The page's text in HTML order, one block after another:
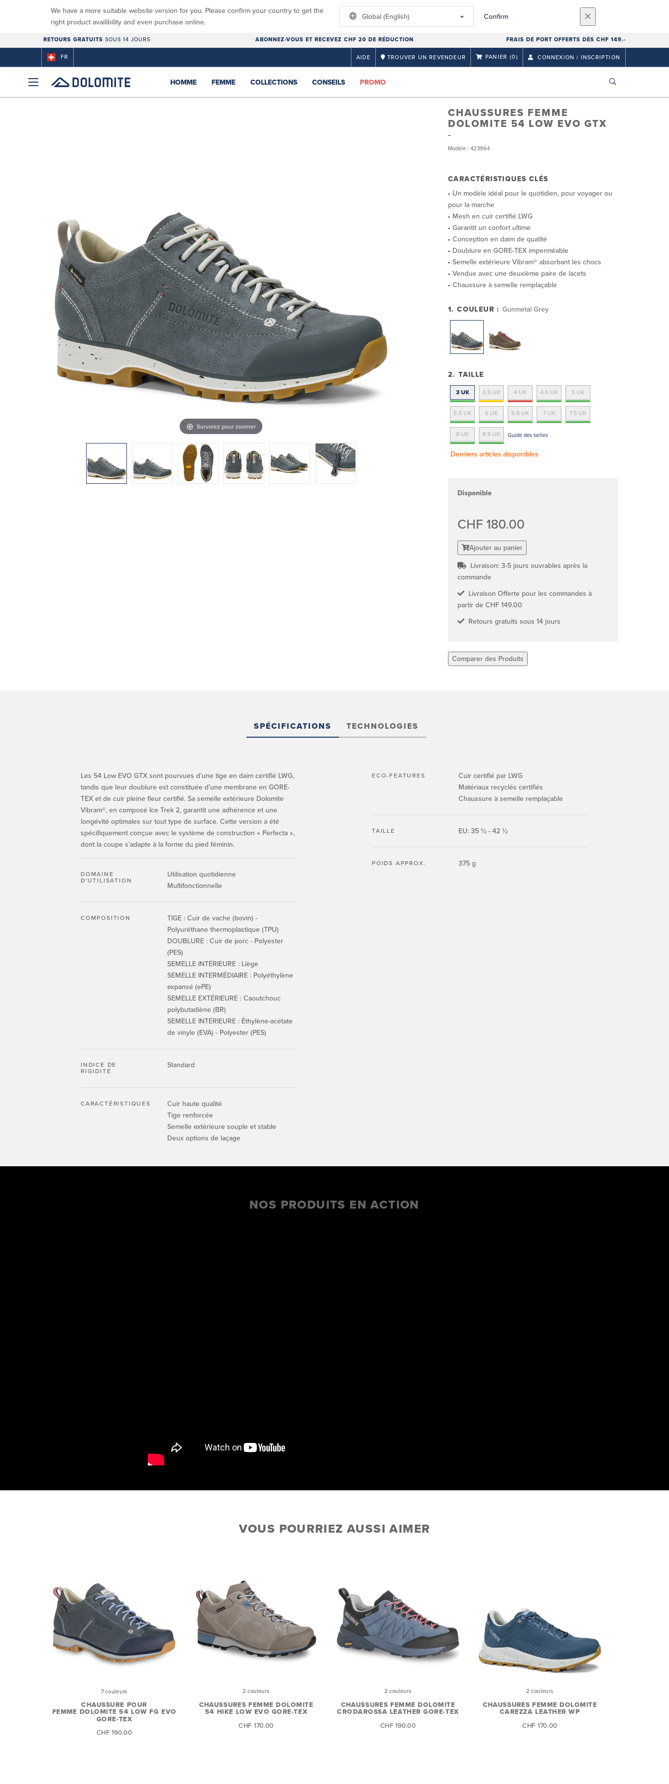
We have a more suitable website version for you. Please confirm your country to get the
right product availibility and even purchase online.
Global (English) Confirm
RETOURS GRATUITS SOUS 14 JOURS ABONNEZ-VOUS ET RECEVEZ CHF 20 DE RÉDUCTION FRAIS DE PORT OFFERTS DÈS CHF 149.-
FR AIDE TROUVER UN REVENDEUR PANIER (0) CONNEXION / INSCRIPTION
HOMME FEMME COLLECTIONS CONSEILS PROMO
CHAUSSURES FEMME
DOLOMITE 54 LOW EVO GTX
Modèle : 423964
Survolez pour zoomer
CARACTÉRISTIQUES CLÉS
Un modèle idéal pour le quotidien, pour voyager ou
pour la marche
Mesh en cuir certifié LWG
Garantit un confort ultime
Conception en daim de qualité
Doublure en GORE-TEX imperméable
Semelle extérieure Vibram® absorbant les chocs
Vendue avec une deuxième paire de lacets
Chaussure à semelle remplaçable
1. COULEUR :Gunmetal Grey
2. TAILLE
3 UK 3.5 UK 4 UK 4.5 UK 5 UK
5.5 UK 6 UK 6.5 UK 7 UK 7.5 UK
8 UK 8.5 UK Guide des tailles
Derniers articles disponibles
Disponible
CHF 180.00
Ajouter au panier
Livraison: 3-5 jours ouvrables après la
commande
Livraison Offerte pour les commandes à
partir de CHF 149.00
Retours gratuits sous 14 jours
Comparer des Produits
SPÉCIFICATIONS TECHNOLOGIES
Les 54 Low EVO GTX sont pourvues d’une tige en daim certifié LWG,
tandis que leur doublure est constituée d’une membrane en GORE-
TEX et de cuir pleine fleur certifié. Sa semelle extérieure Dolomite
Vibram®, en composé Ice Trek 2, garantit une adhérence et une
longévité optimales sur tout type de surface. Cette version a été
spécifiquement conçue avec le système de construction « Perfecta »,
dont la coupe s’adapte à la forme du pied féminin.
DOMAINE
D'UTILISATION
Utilisation quotidienne
Multifonctionnelle
COMPOSITION
TIGE : Cuir de vache (bovin) -
Polyuréthane thermoplastique (TPU)
DOUBLURE : Cuir de porc - Polyester
(PES)
SEMELLE INTÉRIEURE : Liège
SEMELLE INTERMÉDIAIRE : Polyéthylène
expansé (ePE)
SEMELLE EXTÉRIEURE : Caoutchouc
polybutadiène (BR)
SEMELLE INTÉRIEURE : Éthylène-acétate
de vinyle (EVA) - Polyester (PES)
INDICE DE
RIGIDITÉ
Standard
CARACTÉRISTIQUES
Cuir haute qualité
Tige renforcée
Semelle extérieure souple et stable
Deux options de laçage
ECO-FEATURES
Cuir certifié par LWG
Matériaux recyclés certifiés
Chaussure à semelle remplaçable
TAILLE EU: 35 ½ - 42 ½
POIDS APPROX. 375 g
NOS PRODUITS EN ACTION
VOUS POURRIEZ AUSSI AIMER
7 couleurs
CHAUSSURE POUR
FEMME DOLOMITE 54 LOW FG EVO
GORE-TEX
CHF 190.00
2 couleurs
CHAUSSURES FEMME DOLOMITE
54 HIKE LOW EVO GORE-TEX
CHF 170.00
2 couleurs
CHAUSSURES FEMME DOLOMITE
CRODAROSSA LEATHER GORE-TEX
CHF 190.00
2 couleurs
CHAUSSURES FEMME DOLOMITE
CAREZZA LEATHER WP
CHF 170.00